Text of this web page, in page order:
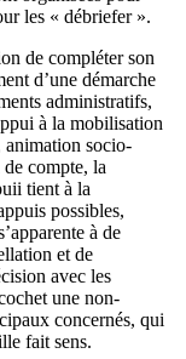
les « débriefer ».
de compléter son
d’une démarche
administratifs,
à la mobilisation
animation socio-
compte, la
tient à la
possibles,
à de
et de
avec les
une non-
concernés, qui
fait sens.